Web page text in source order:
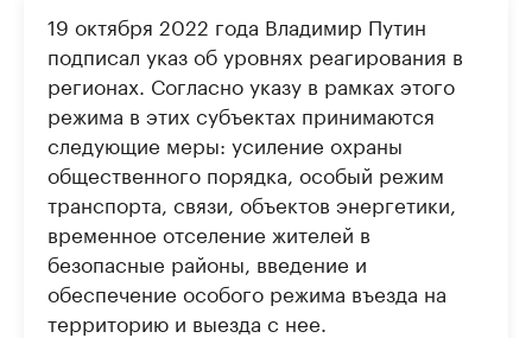
19 октября 2022 года Владимир Путин
подписал указ об уровнях реагирования в
регионах. Согласно указу в рамках этого
режима в этих субъектах принимаются
следующие меры: усиление охраны
общественного порядка, особый режим
транспорта, связи, объектов энергетики,
временное отселение жителей в
безопасные районы, введение и
обеспечение особого режима въезда на
территорию и выезда с нее.